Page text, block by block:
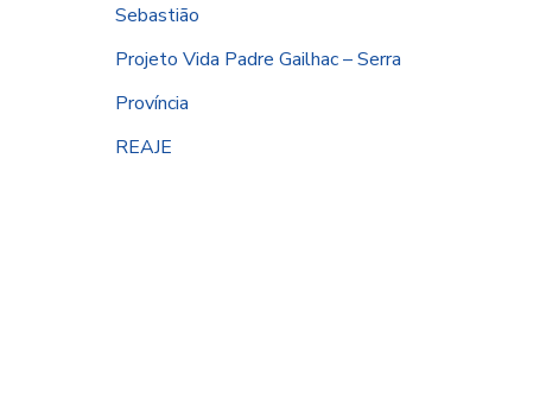
Sebastião
Projeto Vida Padre Gailhac – Serra
Província
REAJE